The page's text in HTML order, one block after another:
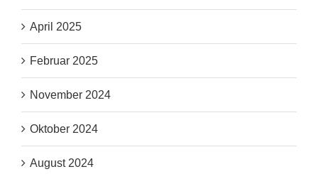
April 2025
Februar 2025
November 2024
Oktober 2024
August 2024